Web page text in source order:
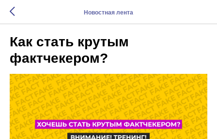
Новостная лента
Как стать крутым
фактчекером?